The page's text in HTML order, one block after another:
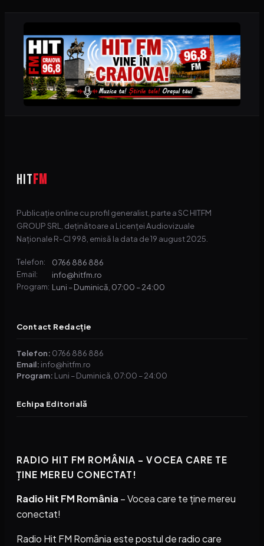
HIT FM
Publicație online cu profil generalist, parte a SC HITFM
GROUP SRL, deținătoare a Licenței Audiovizuale
Naționale R-CI 998, emisă la data de 19 august 2025.
Telefon: 0766 886 886
Email: info@hitfm.ro
Program: Luni – Duminică, 07:00 – 24:00
Contact Redacție
Telefon: 0766 886 886
Email: info@hitfm.ro
Program: Luni – Duminică, 07:00 – 24:00
Echipa Editorială
RADIO HIT FM ROMÂNIA – VOCEA CARE TE
ȚINE MEREU CONECTAT!
Radio Hit FM România – Vocea care te ține mereu
conectat!
Radio Hit FM România este postul de radio care